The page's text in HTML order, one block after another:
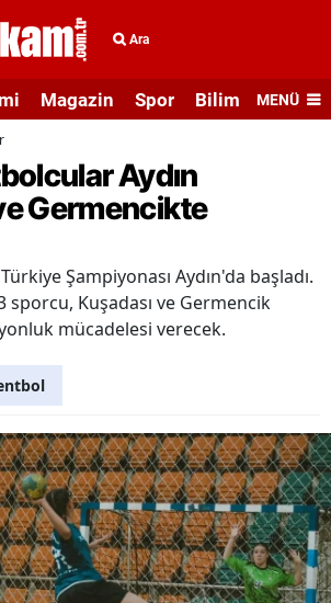
Ara
Magazin Spor Bilim veMENÜ
Aydın
Germencikte
Şampiyonası Aydın'da başladı.
sporcu, Kuşadası ve Germencik
mücadelesi verecek.